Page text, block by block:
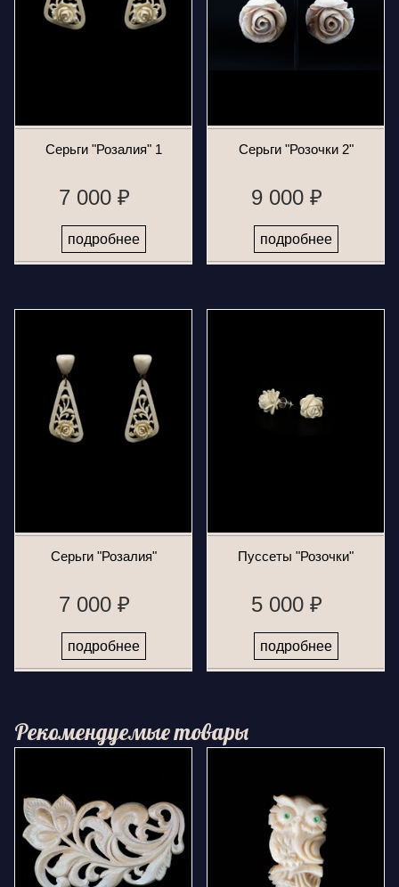
Серьги "Розалия" 1
7 000 ₽
подробнее
Серьги "Розочки 2"
9 000 ₽
подробнее
Серьги "Розалия"
7 000 ₽
подробнее
Пуссеты "Розочки"
5 000 ₽
подробнее
Рекомендуемые товары